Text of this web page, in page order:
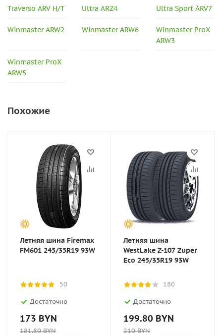
Traverso ARV H/T Ultra ARZ4 Ultra Sport ARV7
Winmaster ARW2 Winmaster ARW6
Winmaster ProX
ARW3
Winmaster ProX
ARW5
Похожие
Летняя шина Firemax
FM601 245/35R19 93W
50
Достаточно
173 BYN
181.80BYN
Летняя шина
WestLake Z-107 Zuper
Eco 245/35R19 93W
180
Достаточно
199.80 BYN
210BYN